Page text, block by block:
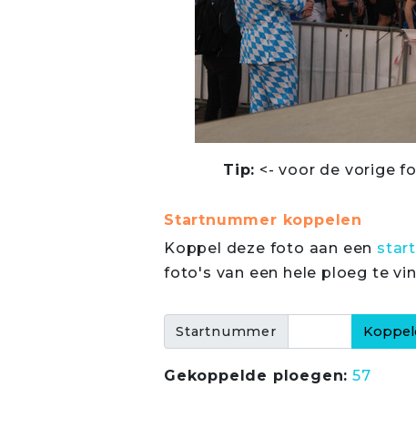
Tip: <- voor de vorige
Startnummer koppelen
Koppel deze foto aan een
foto's van een hele ploeg te
Startnummer
Gekoppelde ploegen: 57